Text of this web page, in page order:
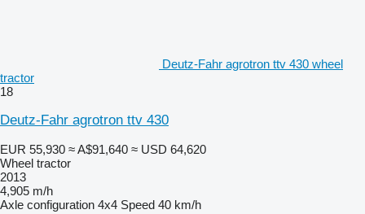
Deutz-Fahr agrotron ttv 430 wheel
tractor
18
Deutz-Fahr agrotron ttv 430
EUR 55,930 ≈ A$91,640 ≈ USD 64,620
Wheel tractor
2013
4,905 m/h
Axle configuration 4x4 Speed 40 km/h